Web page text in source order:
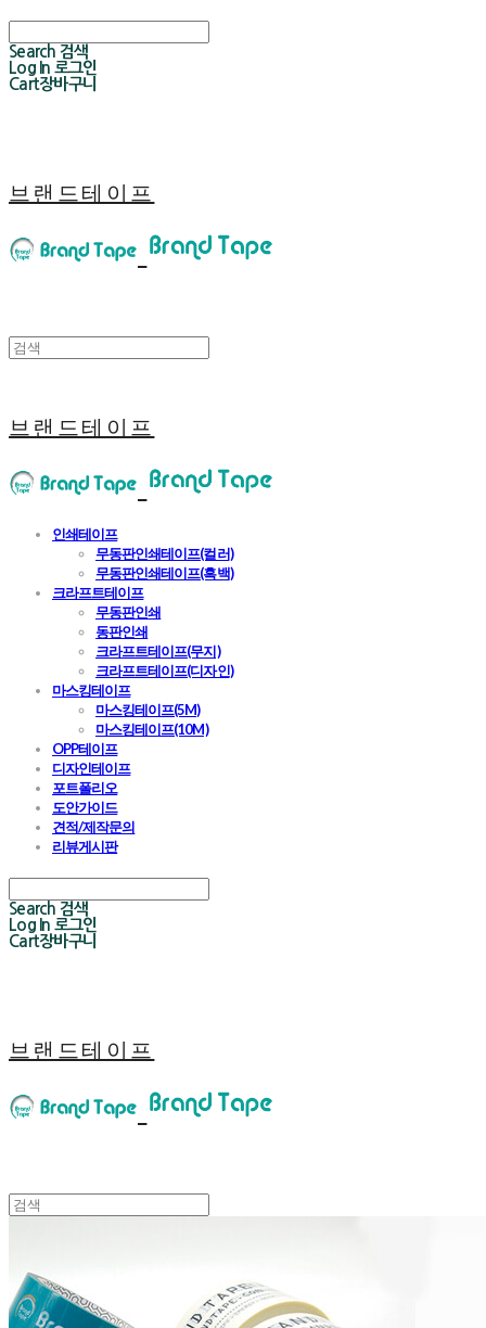
Search 검색
Log In 로그인
Cart장바구니
브랜드테이프
브랜드테이프
인쇄테이프
무동판인쇄테이프(컬러)
무동판인쇄테이프(흑백)
크라프트테이프
무동판인쇄
동판인쇄
크라프트테이프(무지)
크라프트테이프(디자인)
마스킹테이프
마스킹테이프(5M)
마스킹테이프(10M)
OPP테이프
디자인테이프
포트폴리오
도안가이드
견적/제작문의
리뷰게시판
Search 검색
Log In 로그인
Cart장바구니
브랜드테이프